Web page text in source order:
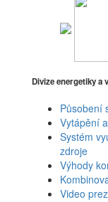
Divize energetiky a
Působení
Vytápění
Systém
zdroje
Výhody
Video